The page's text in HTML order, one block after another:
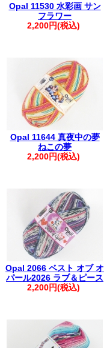
Opal 11530 水彩画 サン
フラワー
2,200円(税込)
Opal 11644 真夜中の夢
ねこの夢
2,200円(税込)
Opal 2066 ベスト オブ オ
パール2026 ラブ＆ピース
2,200円(税込)